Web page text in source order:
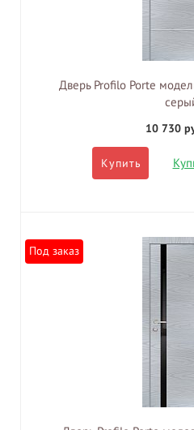
Дверь Profilo Porte
10 730
Купить
Под заказ